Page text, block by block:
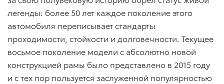
легенды: более 50 лет каждое поколение этого
автомобиля переписывает стандарты
проходимости, стойкости и долговечности. Текущее
восьмое поколение модели с абсолютно новой
конструкцией рамы было представлено в 2015 году
и с тех пор пользуется заслуженной популярностью